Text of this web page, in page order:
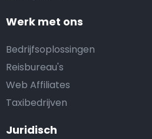
Werk met ons
Bedrijfsoplossingen
Reisbureau's
Web Affiliates
Taxibedrijven
Juridisch